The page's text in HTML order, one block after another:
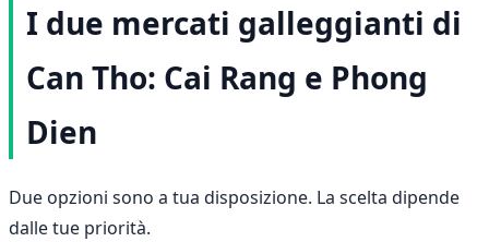
I due mercati galleggianti di
Can Tho: Cai Rang e Phong
Dien
Due opzioni sono a tua disposizione. La scelta dipende
dalle tue priorità.